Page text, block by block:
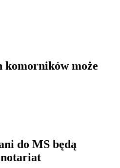
komorników może
do MS będą